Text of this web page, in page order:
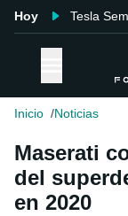
Hoy Tesla
Inicio Noticias
Maserati
del
en 2020